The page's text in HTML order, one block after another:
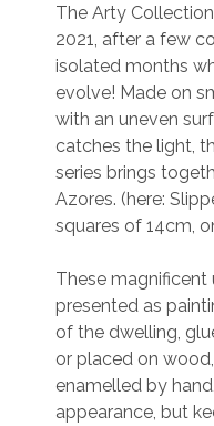
The Arty
2021, after a few
isolated months
evolve! Made on
with an uneven
catches the light,
series brings
Azores. (here:
squares of 14cm,
These magnificent
presented as
of the dwelling,
or placed on
enamelled by
appearance, but